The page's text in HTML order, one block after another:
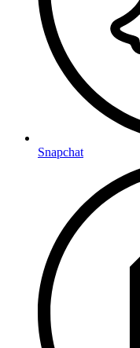
Snapchat